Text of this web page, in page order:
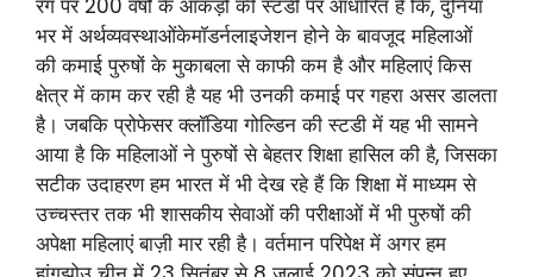
रग पर 200 वर्षों के आंकड़ों की स्टडी पर आधारित है कि, दुनियां
भर में अर्थव्यवस्थाओंकेमॉडर्नलाइजेशन होने के बावजूद महिलाओं
की कमाई पुरुषों के मुकाबला से काफी कम है और महिलाएं किस
क्षेत्र में काम कर रही है यह भी उनकी कमाई पर गहरा असर डालता
है। जबकि प्रोफेसर क्लॉडिया गोल्डिन की स्टडी में यह भी सामने
आया है कि महिलाओं ने पुरुषों से बेहतर शिक्षा हासिल की है, जिसका
सटीक उदाहरण हम भारत में भी देख रहे हैं कि शिक्षा में माध्यम से
उच्चस्तर तक भी शासकीय सेवाओं की परीक्षाओं में भी पुरुषों की
अपेक्षा महिलाएं बाज़ी मार रही है। वर्तमान परिपेक्ष में अगर हम